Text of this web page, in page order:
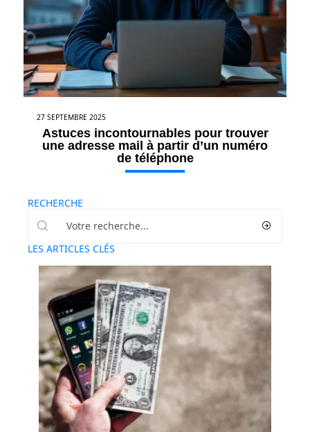
27 SEPTEMBRE 2025
Astuces incontournables pour trouver
une adresse mail à partir d’un numéro
de téléphone
RECHERCHE
LES ARTICLES CLÉS